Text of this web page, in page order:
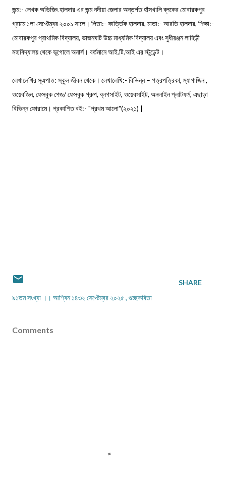
জন্ম:- লেখক অভিজিৎ হালদার এর জন্ম নদীয়া জেলার অন্তর্গত হাঁসখালি ব্লকের মোবারকপুর
গ্রামে ১লা সেপ্টেম্বর ২০০১ সালে। পিতা:- কার্ত্তিক হালদার, মাতা:- আরতি হালদার, শিক্ষা:-
মোবারকপুর প্রাথমিক বিদ্যালয়, ভাজনঘাট উচ্চ মাধ্যমিক বিদ্যালয় এবং সুধীরঞ্জন লাহিড়ী
মহাবিদ্যালয় থেকে ভূগোলে অনার্স। বর্তমানে আই.টি.আই এর স্টুডেন্ট।
লেখালেখির সূএপাত: স্কুল জীবন থেকে। লেখালেখি:- বিভিন্ন – পত্রপত্রিকা, ম্যাগাজিন ,
ওয়েবজিন, ফেসবুক পেজ/ ফেসবুক গ্রুপ, ব্লগসাইট, ওয়েবসাইট, অনলাইন প্লাটফর্ম, এছাড়া
বিভিন্ন ফোরামে। প্রকাশিত বই:- "প্রথম আলো"(২০২১) |
৯১তম সংখ্যা ।। আশ্বিন ১৪৩২ সেপ্টেম্বর ২০২৫ গুচ্ছকবিতা
SHARE
Comments